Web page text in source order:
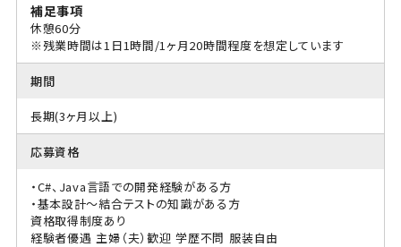
補足事項
休憩60分
※残業時間は1日1時間/1ヶ月20時間程度を想定しています
期間
長期(3ヶ月以上)
応募資格
・C#、Java言語での開発経験がある方
・基本設計～結合テストの知識がある方
資格取得制度あり
経験者優遇 主婦（夫）歓迎 学歴不問 服装自由